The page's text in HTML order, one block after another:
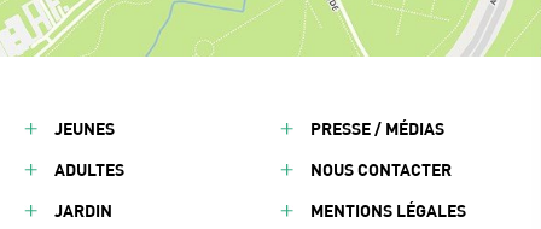
JEUNES
ADULTES
JARDIN
PRESSE / MÉDIAS
NOUS CONTACTER
MENTIONS LÉGALES